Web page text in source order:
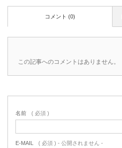
コメント (0)
この記事へのコメントはありません。
名前 ( 必須 )
E-MAIL ( 必須 ) - 公開されません -